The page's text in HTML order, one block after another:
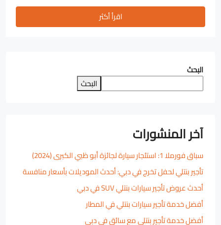
اقرأ أكثر
البحث
البحث
آخر المنشورات
سباق فورملا 1: استئجار سيارة لجائزة أبو ظبي الكبرى (2024)
تأجير بنتلي لحفل تخرج في دبي: أحدث الموديلات بأسعار منافسة
أحدث عروض تأجير سيارات بنتلي SUV في دبي
أفضل خدمة تأجير سيارات بنتلي في المطار
أفضل خدمة تأجير بنتلي مع سائق في دبي